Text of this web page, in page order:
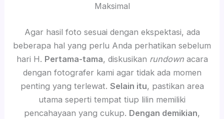
Maksimal
Agar hasil foto sesuai dengan ekspektasi, ada
beberapa hal yang perlu Anda perhatikan sebelum
hari H. Pertama-tama, diskusikan rundownacara
dengan fotografer kami agar tidak ada momen
penting yang terlewat. Selain itu, pastikan area
utama seperti tempat tiup lilin memiliki
pencahayaan yang cukup. Dengan demikian,